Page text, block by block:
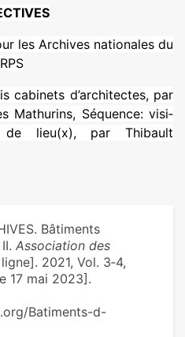
les Archives natio­na­les du
cabi­nets d’archi­tec­tes, par
Mathurins, Séquence: visi­
lieu(x), par Thibault
Bâtiments
Association des
2021, Vol. 3‑4,
17 mai 2023].
Batiments-d-